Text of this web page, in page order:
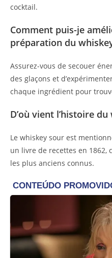
cocktail.
Comment puis-je
préparation du
Assurez-vous de secouer
des glaçons et
chaque ingrédient pour
D’où vient l’histoire
Le whiskey sour est
un livre de recettes en 1862,
les plus anciens connus.